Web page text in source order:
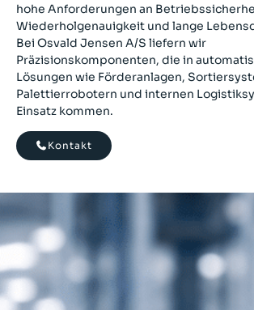
hohe Anforderungen an
Wiederholgenauigkeit und lange
Bei Osvald Jensen A/S liefern wir
Präzisionskomponenten, die in
Lösungen wie Förderanlagen,
Palettierrobotern und internen
Einsatz kommen.
Kontakt